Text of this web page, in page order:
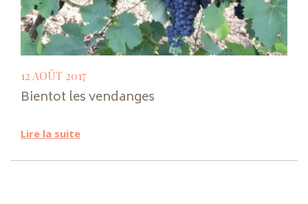
12 AOÛT 2017
Bientot les vendanges
Lire la suite